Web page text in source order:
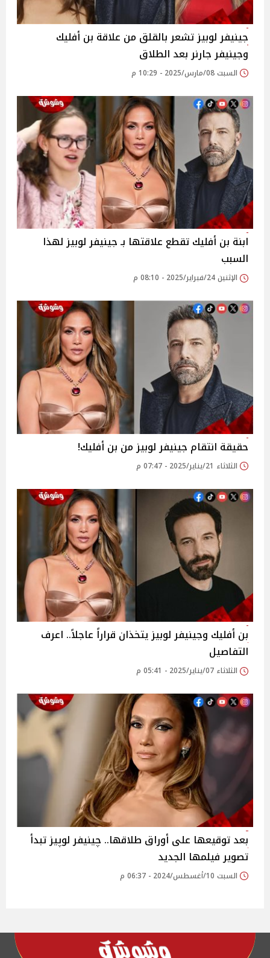
جينيفر لوبيز تشعر بالقلق من علاقة بن أفليك
وجينيفر جارنر بعد الطلاق
السبت 08/مارس/2025 - 10:29 م
ابنة بن أفليك تقطع علاقتها بـ جينيفر لوبيز لهذا
السبب
الإثنين 24/فبراير/2025 - 08:10 م
حقيقة انتقام جينيفر لوبيز من بن أفليك!
الثلاثاء 21/يناير/2025 - 07:47 م
بن أفليك وجينيفر لوبيز يتخذان قراراً عاجلاً.. اعرف
التفاصيل
الثلاثاء 07/يناير/2025 - 05:41 م
بعد توقيعها على أوراق طلاقها.. چينيفر لوپيز تبدأ
تصوير فيلمها الجديد
السبت 10/أغسطس/2024 - 06:37 م